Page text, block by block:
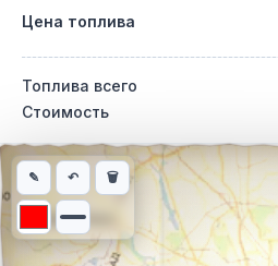
Цена топлива
Топлива всего
Стоимость
Интерактивная карта
✎ ↶ 🗑